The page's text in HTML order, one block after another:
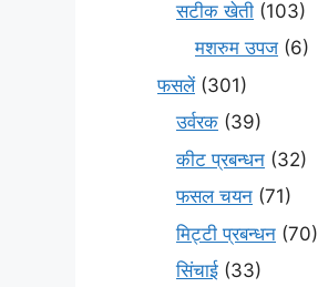
सटीक खेती (103)
मशरुम उपज (6)
फसलें(301)
उर्वरक (39)
कीट प्रबन्धन (32)
फसल चयन (71)
मि‌ट्टी प्रबन्धन (70)
सिंचाई (33)